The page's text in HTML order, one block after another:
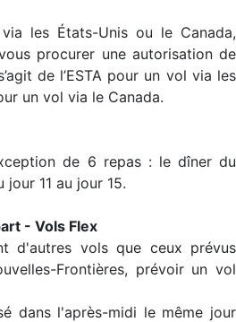
les États-Unis ou le Canada,
procurer une autorisation de
de l’ESTA pour un vol via les
un vol via le Canada.
de 6 repas : le dîner du
jour 11 au jour 15.
- Vols Flex
d'autres vols que ceux prévus
Frontières, prévoir un vol
dans l'après-midi le même jour